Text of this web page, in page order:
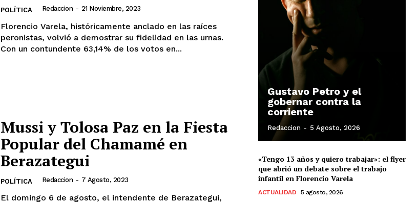
POLÍTICA Redaccion - 21 Noviembre, 2023
Florencio Varela, históricamente anclado en las raíces
peronistas, volvió a demostrar su fidelidad en las urnas.
Con un contundente 63,14% de los votos en...
Mussi y Tolosa Paz en la Fiesta
Popular del Chamamé en
Berazategui
POLÍTICA Redaccion - 7 Agosto, 2023
El domingo 6 de agosto, el intendente de Berazategui,
Gustavo Petro y el
gobernar contra la
corriente
Redaccion - 5 Agosto, 2026
«Tengo 13 años y quiero trabajar»: el flyer
que abrió un debate sobre el trabajo
infantil en Florencio Varela
ACTUALIDAD 5 agosto, 2026